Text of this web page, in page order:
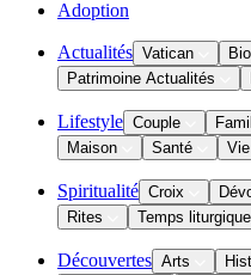
Adoption
Actualités Vatican
Patrimoine Actualités
Lifestyle Couple
Maison
Santé
Spiritualité Croix
Rites
Temps
Découvertes Arts